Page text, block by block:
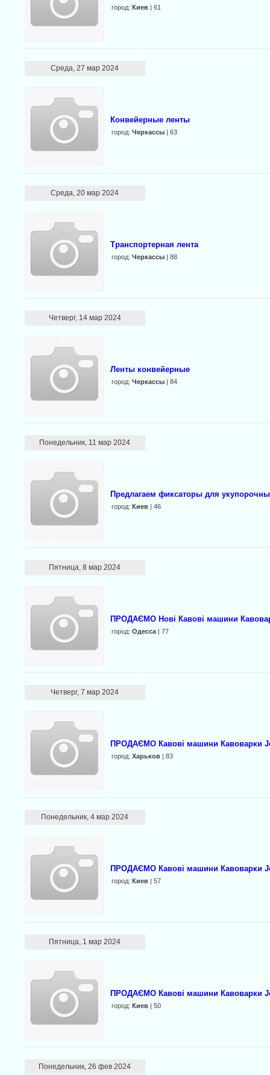
город: Киев| 61
Среда, 27 мар 2024
Конвейерные ленты
город: Черкассы| 63
Среда, 20 мар 2024
Транспортерная лента
город: Черкассы| 88
Четверг, 14 мар 2024
Ленты конвейерные
город: Черкассы| 84
Понедельник, 11 мар 2024
Предлагаем фиксаторы для
город: Киев| 46
Пятница, 8 мар 2024
ПРОДАЄМО Нові Кавові машини
город: Одесса| 77
Четверг, 7 мар 2024
ПРОДАЄМО Кавові машини Кавоварки
город: Харьков| 83
Понедельник, 4 мар 2024
ПРОДАЄМО Кавові машини Кавоварки
город: Киев| 57
Пятница, 1 мар 2024
ПРОДАЄМО Кавові машини Кавоварки
город: Киев| 50
Понедельник, 26 фев 2024